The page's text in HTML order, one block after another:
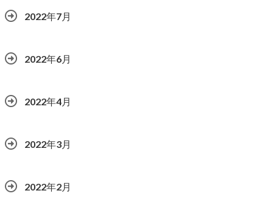
2022年7月
2022年6月
2022年4月
2022年3月
2022年2月